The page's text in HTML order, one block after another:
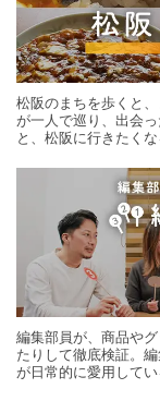
松阪のまちを歩くと
が一人で巡り、出会
と、松阪に行きたくな
編集部員が、商品や
たりして徹底検証。
が日常的に愛用して